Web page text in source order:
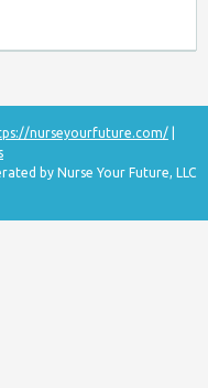
nurseyourfuture.com/
by Nurse Your Future, LLC